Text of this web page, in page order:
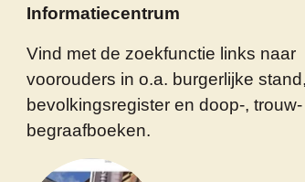
Informatiecentrum
Vind met de zoekfunctie links naar
voorouders in o.a. burgerlijke
bevolkingsregister en doop-,
begraafboeken.